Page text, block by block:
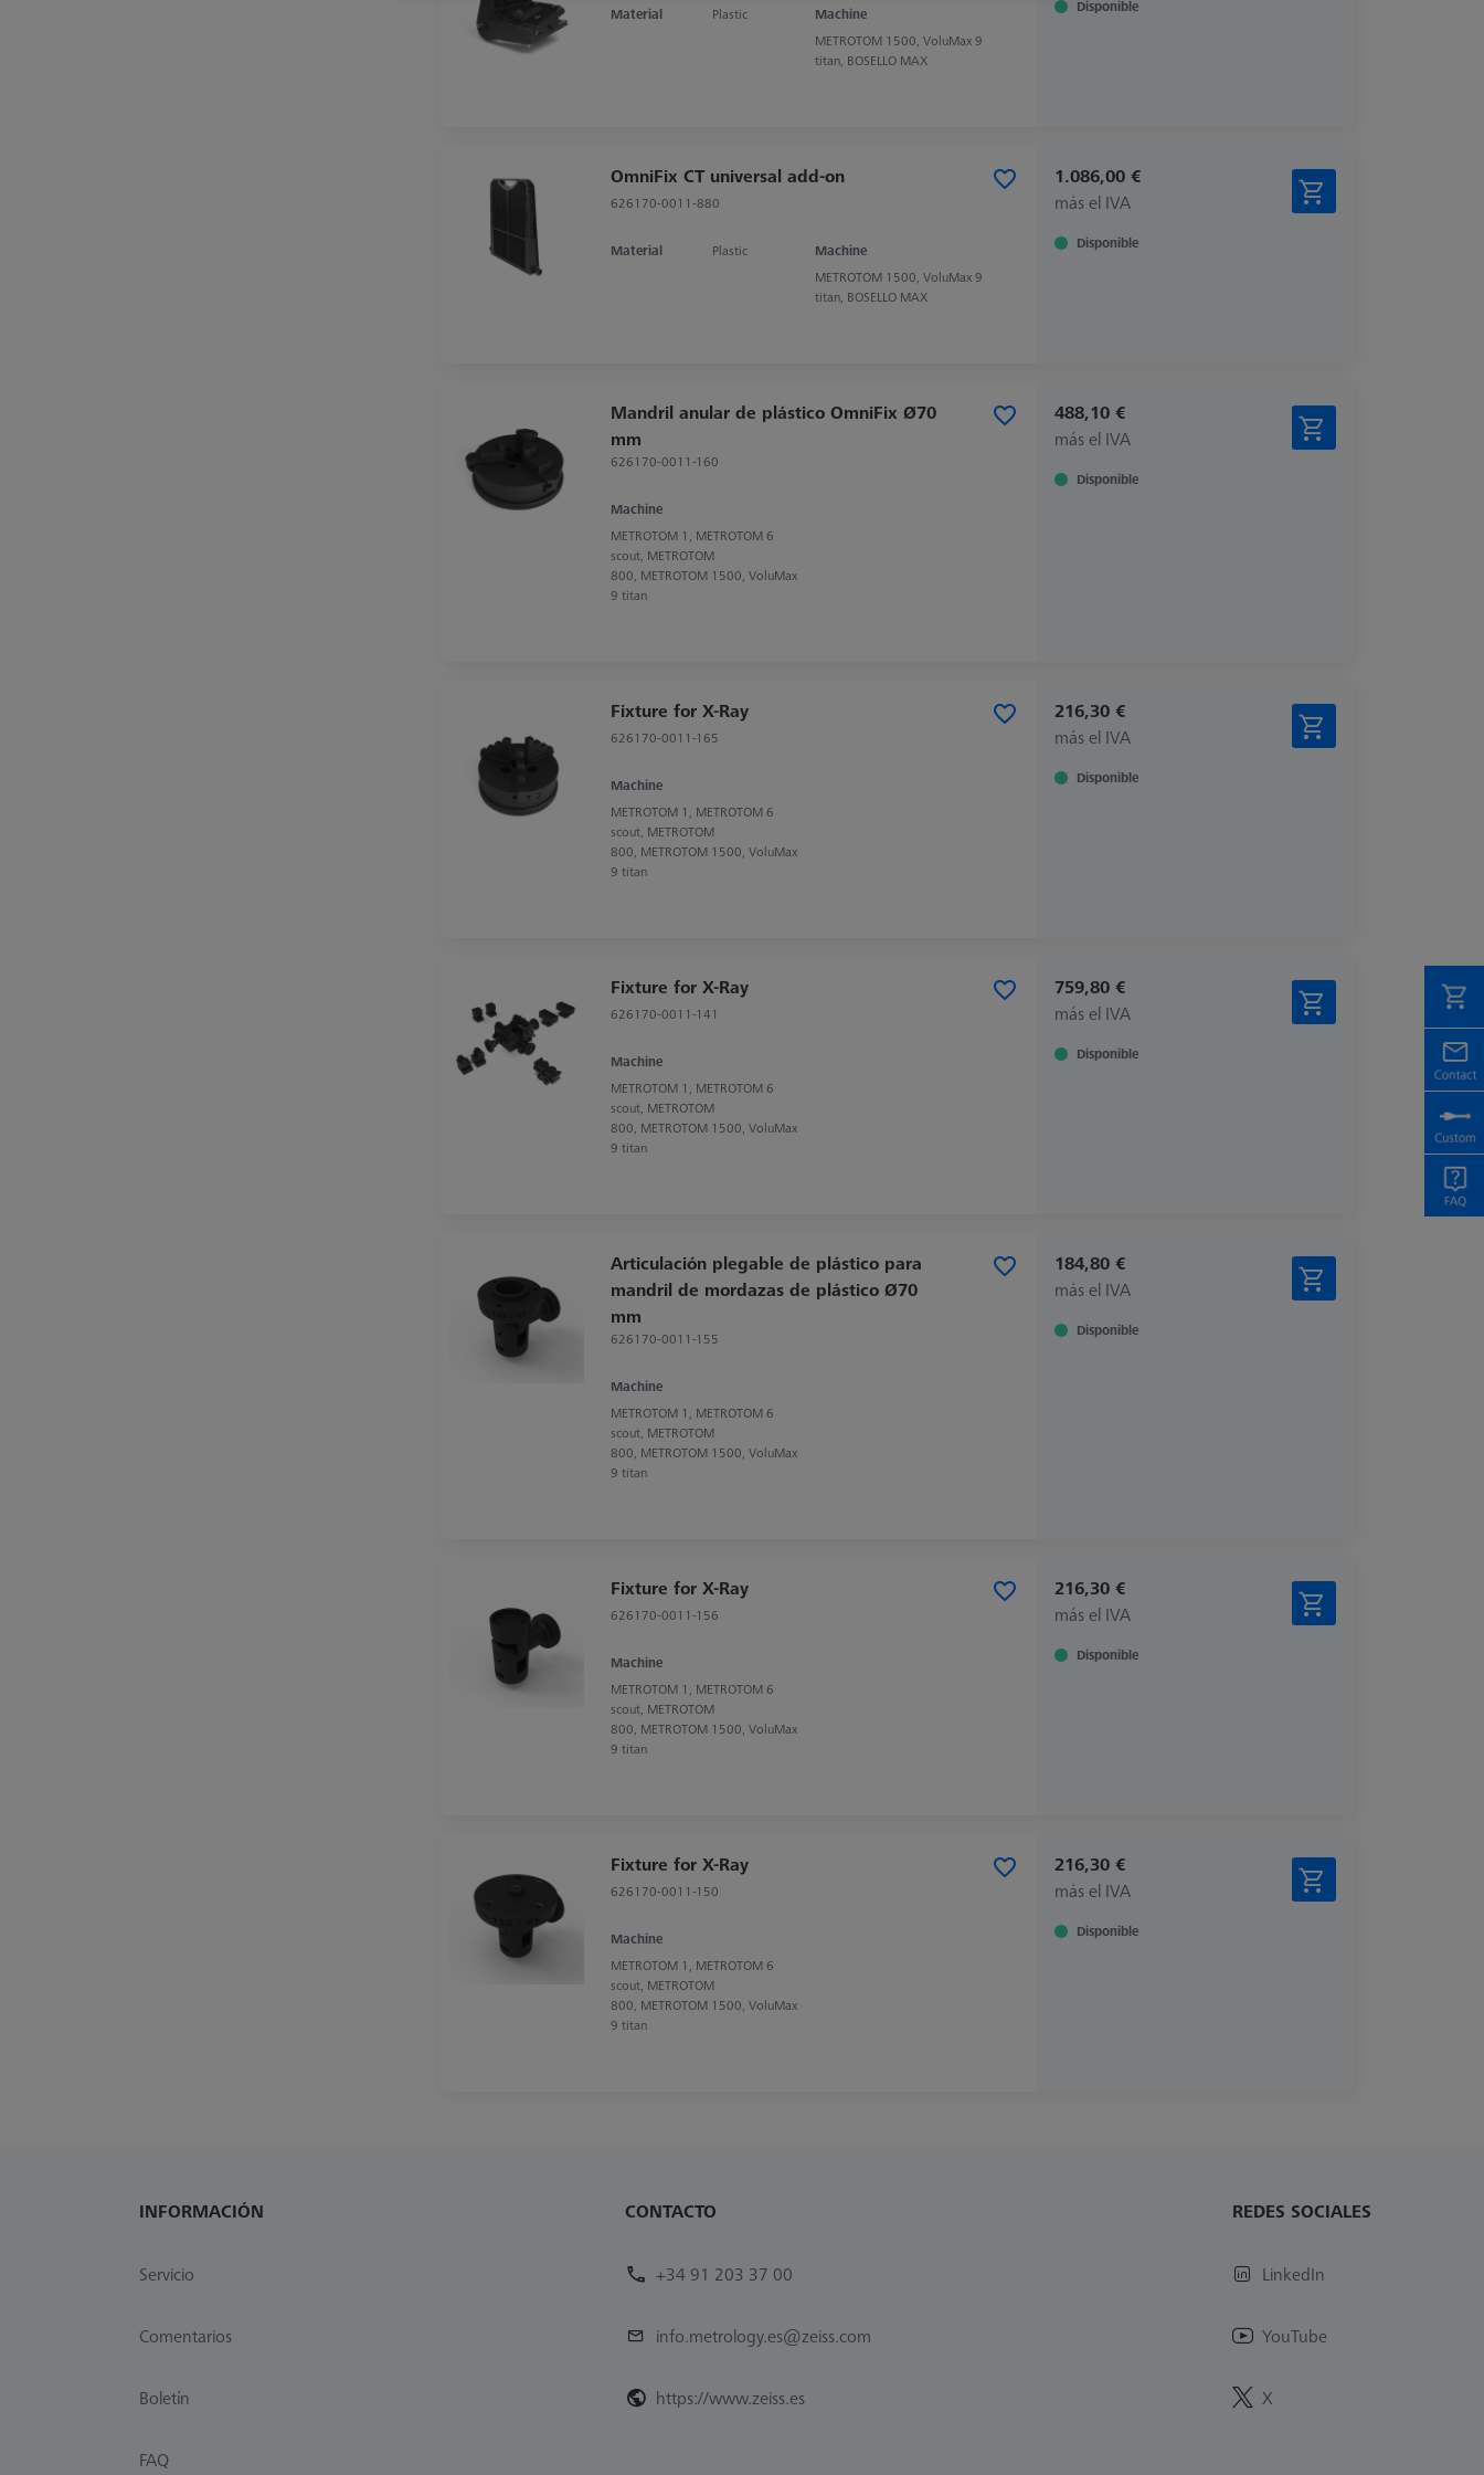
Material Plastic
Machine
METROTOM 1500, VoluMax 9
titan, BOSELLO MAX
Disponible
OmniFix CT universal add-on
626170-0011-880
Material Plastic
Machine
METROTOM 1500, VoluMax 9
titan, BOSELLO MAX
1.086,00 €
más el IVA
Disponible
Mandril anular de plástico OmniFix Ø70
mm
626170-0011-160
Machine
METROTOM 1, METROTOM 6
scout, METROTOM
800, METROTOM 1500, VoluMax
9 titan
488,10 €
más el IVA
Disponible
Fixture for X-Ray
626170-0011-165
Machine
METROTOM 1, METROTOM 6
scout, METROTOM
800, METROTOM 1500, VoluMax
9 titan
216,30 €
más el IVA
Disponible
Fixture for X-Ray
626170-0011-141
Machine
METROTOM 1, METROTOM 6
scout, METROTOM
800, METROTOM 1500, VoluMax
9 titan
759,80 €
más el IVA
Disponible
Articulación plegable de plástico para
mandril de mordazas de plástico Ø70
mm
626170-0011-155
Machine
METROTOM 1, METROTOM 6
scout, METROTOM
800, METROTOM 1500, VoluMax
9 titan
184,80 €
más el IVA
Disponible
Fixture for X-Ray
626170-0011-156
Machine
METROTOM 1, METROTOM 6
scout, METROTOM
800, METROTOM 1500, VoluMax
9 titan
216,30 €
más el IVA
Disponible
Fixture for X-Ray
626170-0011-150
Machine
METROTOM 1, METROTOM 6
scout, METROTOM
800, METROTOM 1500, VoluMax
9 titan
216,30 €
más el IVA
Disponible
INFORMACIÓN
Servicio
Comentarios
Boletín
FAQ
CONTACTO
+34 91 203 37 00
info.metrology.es@zeiss.com
https://www.zeiss.es
REDES SOCIALES
LinkedIn
YouTube
X